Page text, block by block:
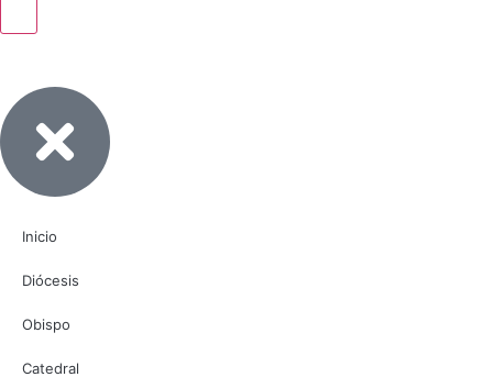
Inicio
Diócesis
Obispo
Catedral